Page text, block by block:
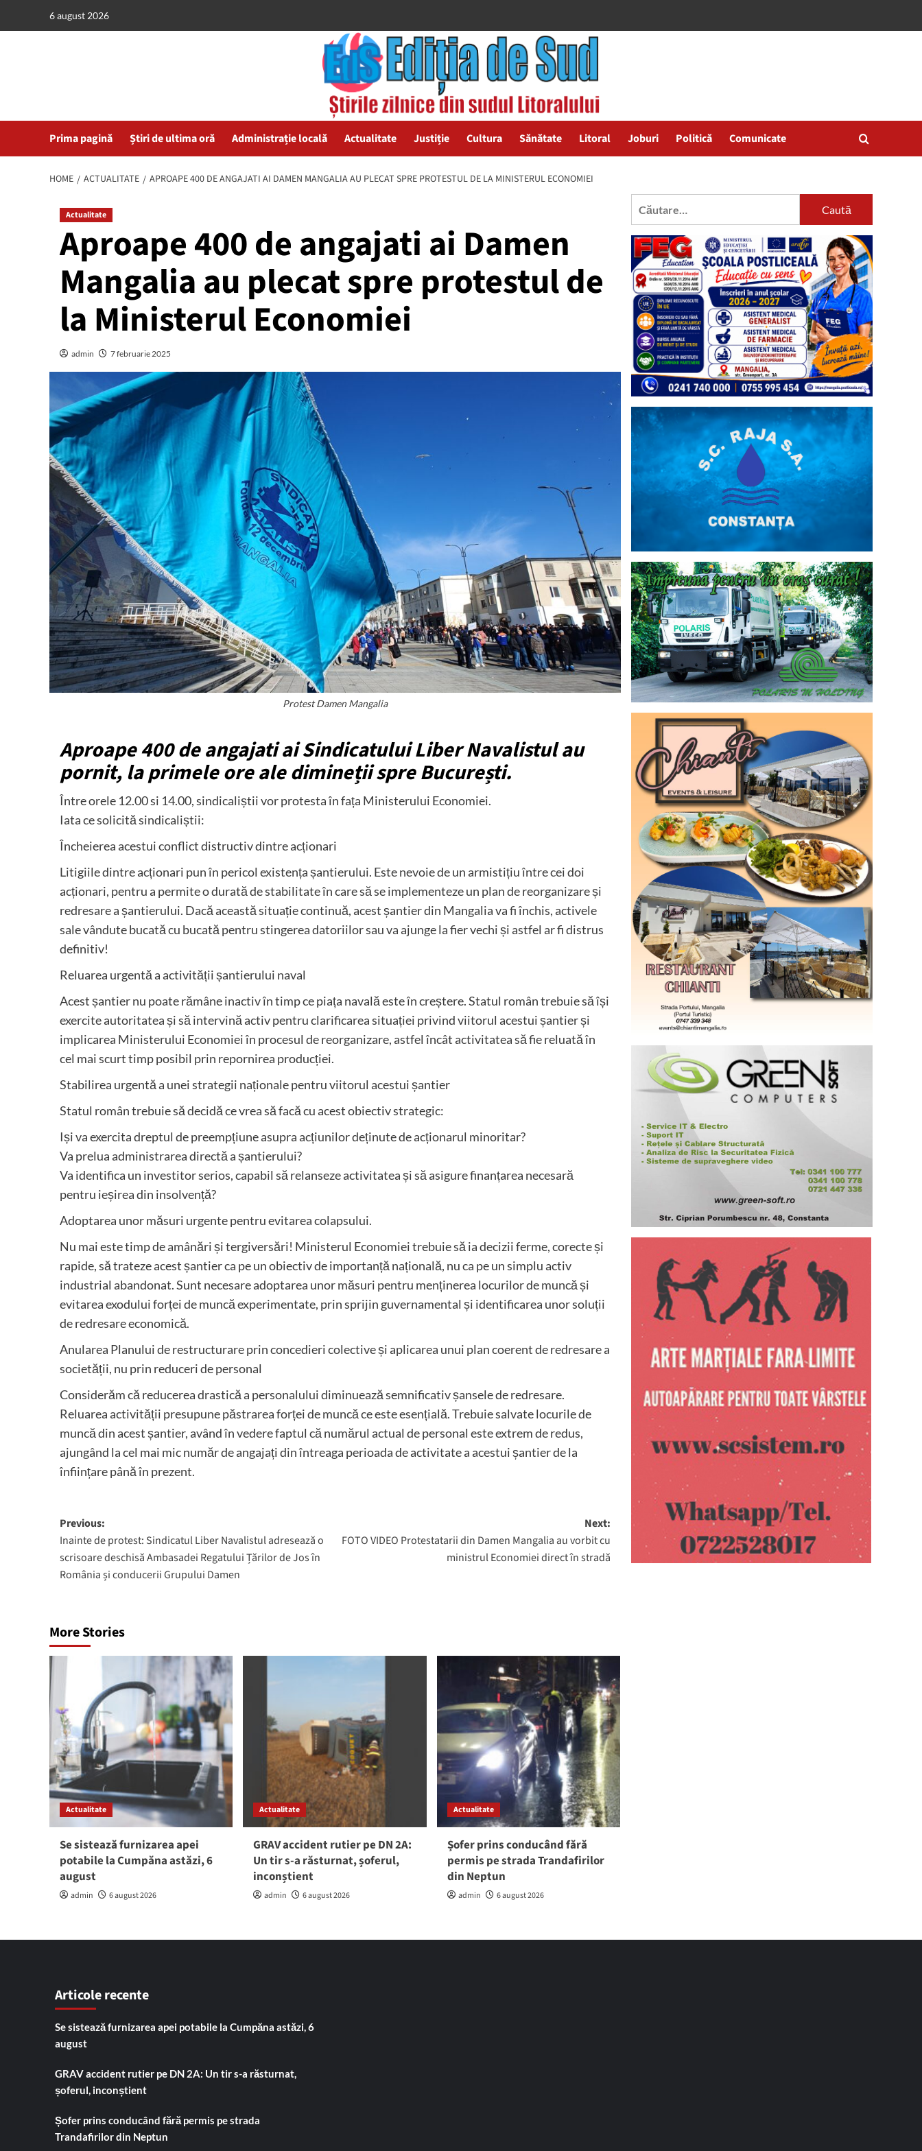
6 august 2026
Prima pagină Știri de ultima oră Administrație locală Actualitate Justiție Cultura Sănătate Litoral Joburi Politică Comunicate
HOME ACTUALITATE APROAPE 400 DE ANGAJATI AI DAMEN MANGALIA AU PLECAT SPRE PROTESTUL DE LA MINISTERUL ECONOMIEI
Actualitate
Aproape 400 de angajati ai Damen
Mangalia au plecat spre protestul de
la Ministerul Economiei
admin 7 februarie 2025
Protest Damen Mangalia
Aproape 400 de angajati ai Sindicatului Liber Navalistul au
pornit, la primele ore ale dimineții spre București.
Între orele 12.00 si 14.00, sindicaliștii vor protesta în fața Ministerului Economiei.
Iata ce solicită sindicaliștii:
Încheierea acestui conflict distructiv dintre acționari
Litigiile dintre acționari pun în pericol existența șantierului. Este nevoie de un armistițiu între cei doi
acționari, pentru a permite o durată de stabilitate în care să se implementeze un plan de reorganizare și
redresare a șantierului. Dacă această situație continuă, acest șantier din Mangalia va fi închis, activele
sale vândute bucată cu bucată pentru stingerea datoriilor sau va ajunge la fier vechi și astfel ar fi distrus
definitiv!
Reluarea urgentă a activității șantierului naval
Acest șantier nu poate rămâne inactiv în timp ce piața navală este în creștere. Statul român trebuie să își
exercite autoritatea și să intervină activ pentru clarificarea situației privind viitorul acestui șantier și
implicarea Ministerului Economiei în procesul de reorganizare, astfel încât activitatea să fie reluată în
cel mai scurt timp posibil prin repornirea producției.
Stabilirea urgentă a unei strategii naționale pentru viitorul acestui șantier
Statul român trebuie să decidă ce vrea să facă cu acest obiectiv strategic:
Iși va exercita dreptul de preempțiune asupra acțiunilor deținute de acționarul minoritar?
Va prelua administrarea directă a șantierului?
Va identifica un investitor serios, capabil să relanseze activitatea și să asigure finanțarea necesară
pentru ieșirea din insolvență?
Adoptarea unor măsuri urgente pentru evitarea colapsului.
Nu mai este timp de amânări și tergiversări! Ministerul Economiei trebuie să ia decizii ferme, corecte și
rapide, să trateze acest șantier ca pe un obiectiv de importanță națională, nu ca pe un simplu activ
industrial abandonat. Sunt necesare adoptarea unor măsuri pentru menținerea locurilor de muncă și
evitarea exodului forței de muncă experimentate, prin sprijin guvernamental și identificarea unor soluții
de redresare economică.
Anularea Planului de restructurare prin concedieri colective și aplicarea unui plan coerent de redresare a
societății, nu prin reduceri de personal
Considerăm că reducerea drastică a personalului diminuează semnificativ șansele de redresare.
Reluarea activității presupune păstrarea forței de muncă ce este esențială. Trebuie salvate locurile de
muncă din acest șantier, având în vedere faptul că numărul actual de personal este extrem de redus,
ajungând la cel mai mic număr de angajați din întreaga perioada de activitate a acestui șantier de la
înființare până în prezent.
Post
navigation
Previous:
Inainte de protest: Sindicatul Liber Navalistul adresează o
scrisoare deschisă Ambasadei Regatului Țărilor de Jos în
România și conducerii Grupului Damen
Next:
FOTO VIDEO Protestatarii din Damen Mangalia au vorbit cu
ministrul Economiei direct în stradă
More Stories
Actualitate
Se sistează furnizarea apei
potabile la Cumpăna astăzi, 6
august
admin 6 august 2026
Actualitate
GRAV accident rutier pe DN 2A:
Un tir s-a răsturnat, șoferul,
inconștient
admin 6 august 2026
Actualitate
Șofer prins conducând fără
permis pe strada Trandafirilor
din Neptun
admin 6 august 2026
Caută
Articole recente
Se sistează furnizarea apei potabile la Cumpăna astăzi, 6
august
GRAV accident rutier pe DN 2A: Un tir s-a răsturnat,
șoferul, inconștient
Șofer prins conducând fără permis pe strada
Trandafirilor din Neptun